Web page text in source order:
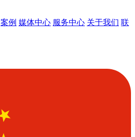
案例 媒体中心 服务中心 关于我们 联